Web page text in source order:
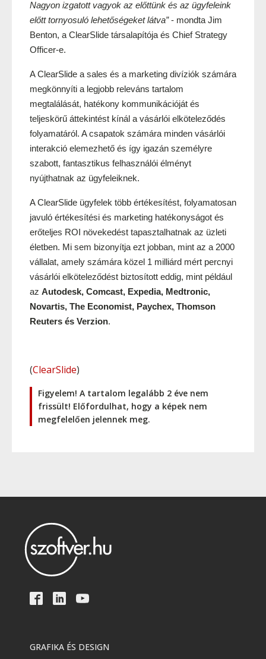
Nagyon izgatott vagyok az előttünk és az ügyfeleink
előtt tornyosuló lehetőségeket látva” - mondta Jim
Benton, a ClearSlide társalapítója és Chief Strategy
Officer-e.
A ClearSlide a sales és a marketing divíziók számára
megkönnyíti a legjobb releváns tartalom
megtalálását, hatékony kommunikációját és
teljeskörű áttekintést kínál a vásárlói elköteleződés
folyamatáról. A csapatok számára minden vásárlói
interakció elemezhető és így igazán személyre
szabott, fantasztikus felhasználói élményt
nyújthatnak az ügyfeleiknek.
A ClearSlide ügyfelek több értékesítést, folyamatosan
javuló értékesítési és marketing hatékonyságot és
erőteljes ROI növekedést tapasztalhatnak az üzleti
életben. Mi sem bizonyítja ezt jobban, mint az a 2000
vállalat, amely számára közel 1 milliárd mért percnyi
vásárlói elköteleződést biztosított eddig, mint például
az Autodesk, Comcast, Expedia, Medtronic,
Novartis, The Economist, Paychex, Thomson
Reuters és Verzion.
(ClearSlide)
Figyelem! A tartalom legalább 2 éve nem
frissült! Előfordulhat, hogy a képek nem
megfelelően jelennek meg.
GRAFIKA ÉS DESIGN